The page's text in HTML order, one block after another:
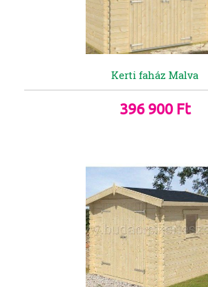
Kerti faház Malva
396 900 Ft